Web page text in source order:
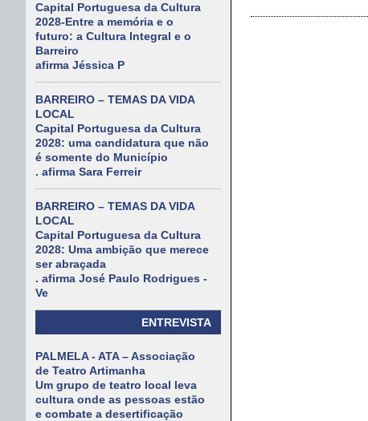
Capital Portuguesa da Cultura
2028-Entre a memória e o
futuro: a Cultura Integral e o
Barreiro
afirma Jéssica P
BARREIRO – TEMAS DA VIDA
LOCAL
Capital Portuguesa da Cultura
2028: uma candidatura que não
é somente do Município
. afirma Sara Ferreir
BARREIRO – TEMAS DA VIDA
LOCAL
Capital Portuguesa da Cultura
2028: Uma ambição que merece
ser abraçada
. afirma José Paulo Rodrigues -
Ve
ENTREVISTA
PALMELA - ATA – Associação
de Teatro Artimanha
Um grupo de teatro local leva
cultura onde as pessoas estão
e combate a desertificação